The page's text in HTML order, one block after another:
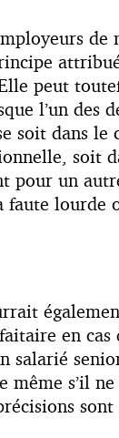
de
peut
l’un des
soit dans le
soit
pour un
faute lourde
en cas
salarié
même s’il
sont